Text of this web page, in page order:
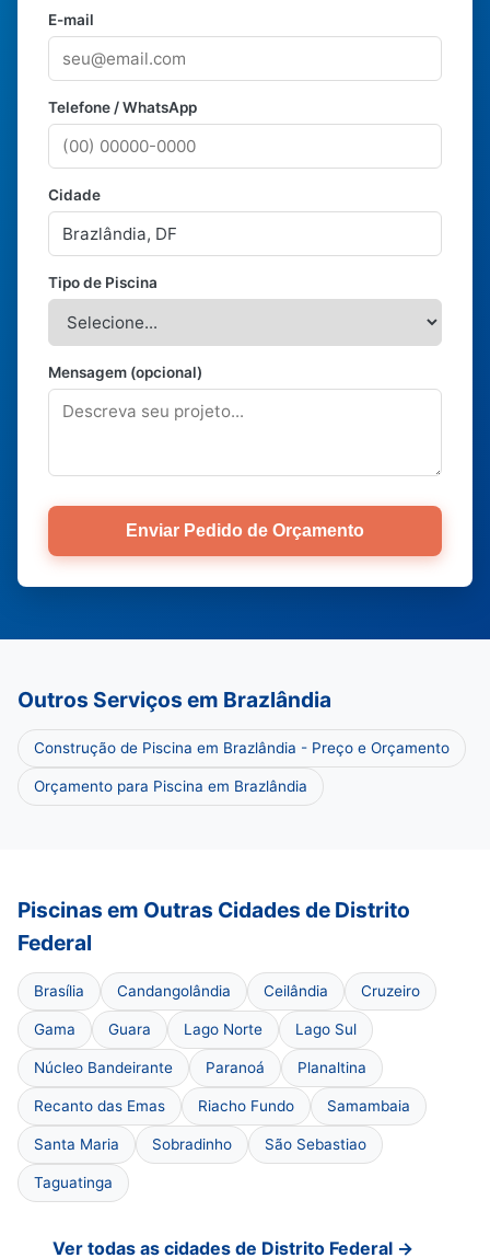
E-mail
Telefone / WhatsApp
Cidade
Tipo de Piscina
Mensagem (opcional)
Enviar Pedido de Orçamento
Outros Serviços em Brazlândia
Construção de Piscina em Brazlândia - Preço e Orçamento
Orçamento para Piscina em Brazlândia
Piscinas em Outras Cidades de Distrito
Federal
Brasília Candangolândia Ceilândia Cruzeiro
Gama Guara Lago Norte Lago Sul
Núcleo Bandeirante Paranoá Planaltina
Recanto das Emas Riacho Fundo Samambaia
Santa Maria Sobradinho São Sebastiao
Taguatinga
Ver todas as cidades de Distrito Federal →